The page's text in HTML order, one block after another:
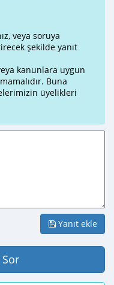
veya soruya
şekilde yanıt
kanunlara uygun
Buna
üyelikleri
Yanıt ekle